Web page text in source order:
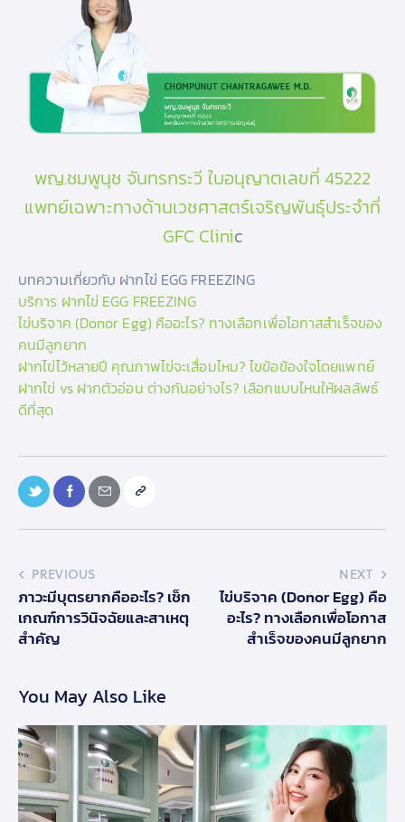
พญ.ชมพูนุช จันทรกระวี ใบอนุญาตเลขที่ 45222
แพทย์เฉพาะทางด้านเวชศาสตร์เจริญพันธุ์ประจำที่
GFC Clinic
บทความเกี่ยวกับ ฝากไข่ EGG FREEZING
บริการ ฝากไข่ EGG FREEZING
ไข่บริจาค (Donor Egg) คืออะไร? ทางเลือกเพื่อโอกาสสำเร็จของ
คนมีลูกยาก
ฝากไข่ไว้หลายปี คุณภาพไข่จะเสื่อมไหม? ไขข้อข้องใจโดยแพทย์
ฝากไข่ vs ฝากตัวอ่อน ต่างกันอย่างไร? เลือกแบบไหนให้ผลลัพธ์
ดีที่สุด
PREVIOUS
ภาวะมีบุตรยากคืออะไร? เช็ก
เกณฑ์การวินิจฉัยและสาเหตุ
สำคัญ
NEXT
ไข่บริจาค (Donor Egg) คือ
อะไร? ทางเลือกเพื่อโอกาส
สำเร็จของคนมีลูกยาก
You May Also Like